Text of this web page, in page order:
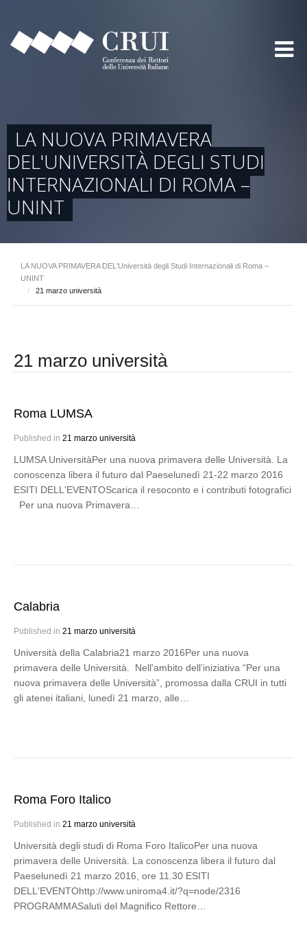
LA NUOVA PRIMAVERA
DEL'UNIVERSITÀ DEGLI STUDI
INTERNAZIONALI DI ROMA –
UNINT
LA NUOVA PRIMAVERA DEL'Università degli Studi Internazionali di Roma –
UNINT
/
21 marzo università
21 marzo università
Roma LUMSA
Published in 21 marzo università
LUMSA UniversitàPer una nuova primavera delle Università. La
conoscenza libera il futuro dal Paeselunedì 21-22 marzo 2016
ESITI DELL'EVENTOScarica il resoconto e i contributi fotografici
Per una nuova Primavera…
Calabria
Published in 21 marzo università
Università della Calabria21 marzo 2016Per una nuova
primavera delle Università. Nell'ambito dell’iniziativa “Per una
nuova primavera delle Università”, promossa dalla CRUI in tutti
gli atenei italiani, lunedì 21 marzo, alle…
Roma Foro Italico
Published in 21 marzo università
Università degli studi di Roma Foro ItalicoPer una nuova
primavera delle Università. La conoscenza libera il futuro dal
Paeselunedì 21 marzo 2016, ore 11.30 ESITI
DELL'EVENTOhttp://www.uniroma4.it/?q=node/2316
PROGRAMMASaluti del Magnifico Rettore…